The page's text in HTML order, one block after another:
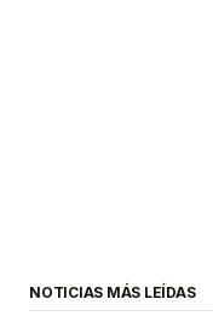
NOTICIAS MÁS LEÍDAS